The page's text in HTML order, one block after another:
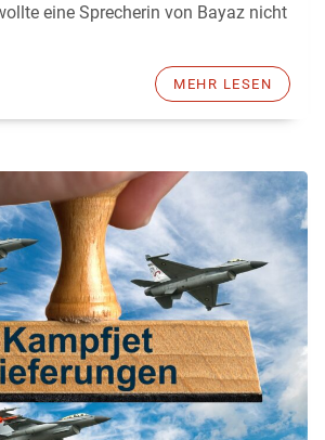
eine Sprecherin von Bayaz nicht
MEHR LESEN